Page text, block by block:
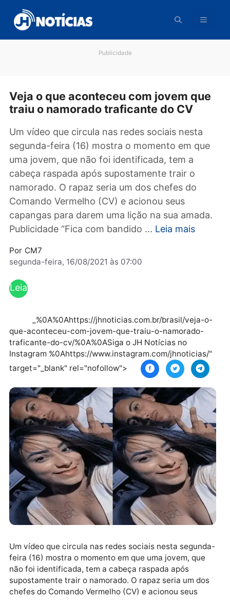
para
conteúdo
Veja o que aconteceu com jovem
Um vídeo que circula nas redes sociais nesta
segunda-feira (16) mostra o momento em
uma jovem, que não foi identificada, tem a
cabeça raspada após supostamente trair o
namorado. O rapaz seria um dos chefes do
Comando Vermelho (CV) e acionou seus
Publicidade “Fica com bandido ...
Por
segunda-feira, 16/08/2021 às 07:00
mai
s _%0A%0Ahttps://jhnoticias.com.br/brasil/veja-
que-aconteceu-com-jovem-que-traiu-o-namorado-
traficante-do-cv/%0A%0ASiga o JH Notícias no
Instagram %0Ahttps://www.instagram.com/
target="_blank" rel="nofollow">